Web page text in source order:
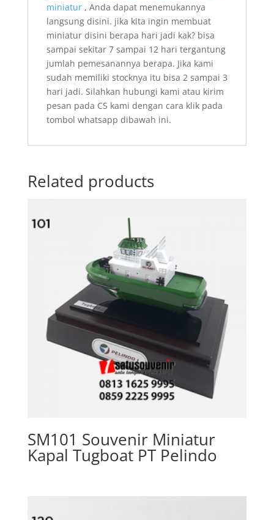
miniatur, Anda dapat menemukannya
langsung disini. jika kita ingin membuat
miniatur disini berapa hari jadi kak? bisa
sampai sekitar 7 sampai 12 hari tergantung
jumlah pemesanannya berapa. Jika kami
sudah memiliki stocknya itu bisa 2 sampai 3
hari jadi. Silahkan hubungi kami atau kirim
pesan pada CS kami dengan cara klik pada
tombol whatsapp dibawah ini.
Related products
SM101 Souvenir Miniatur
Kapal Tugboat PT Pelindo